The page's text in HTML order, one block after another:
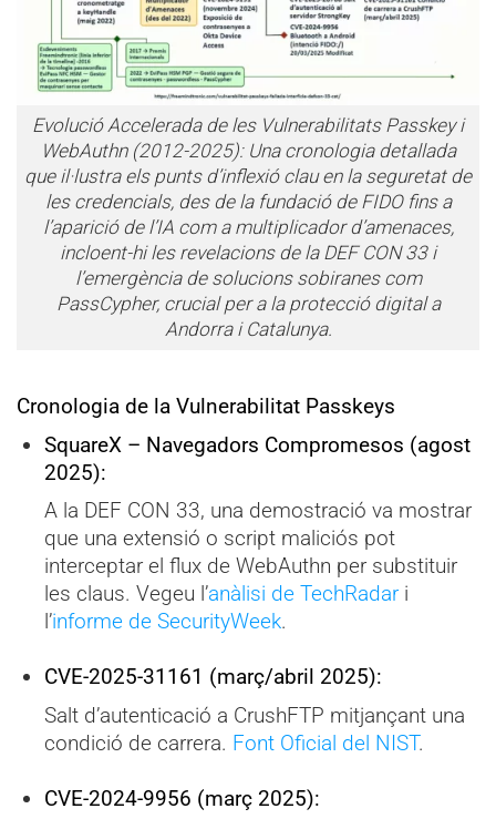
Evolució Accelerada de les Vulnerabilitats Passkey i
WebAuthn (2012-2025): Una cronologia detallada
que il·lustra els punts d’inflexió clau en la seguretat de
les credencials, des de la fundació de FIDO fins a
l’aparició de l’IA com a multiplicador d’amenaces,
incloent-hi les revelacions de la DEF CON 33 i
l’emergència de solucions sobiranes com
PassCypher, crucial per a la protecció digital a
Andorra i Catalunya.
Cronologia de la Vulnerabilitat Passkeys
SquareX – Navegadors Compromesos (agost
2025):
A la DEF CON 33, una demostració va mostrar
que una extensió o script maliciós pot
interceptar el flux de WebAuthn per substituir
les claus. Vegeu l’anàlisi de TechRadari
l’informe de SecurityWeek.
CVE-2025-31161 (març/abril 2025):
Salt d’autenticació a CrushFTP mitjançant una
condició de carrera. Font Oficial del NIST.
CVE-2024-9956 (març 2025):